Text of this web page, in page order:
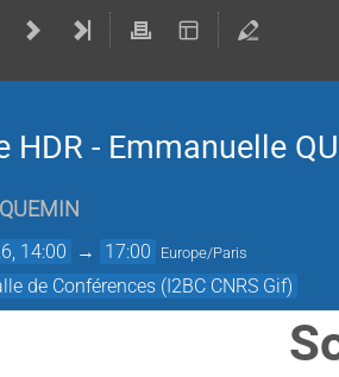
HDR - Emmanuelle
14:00 → 17:00 Europe/Paris
de Conférences (I2BC CNRS Gif)